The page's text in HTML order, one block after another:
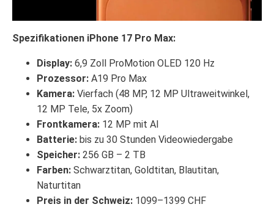
Spezifikationen iPhone 17 Pro Max:
Display: 6,9 Zoll ProMotion OLED 120 Hz
Prozessor: A19 Pro Max
Kamera: Vierfach (48 MP, 12 MP Ultraweitwinkel,
12 MP Tele, 5x Zoom)
Frontkamera: 12 MP mit AI
Batterie: bis zu 30 Stunden Videowiedergabe
Speicher: 256 GB – 2 TB
Farben: Schwarztitan, Goldtitan, Blautitan,
Naturtitan
Preis in der Schweiz: 1099–1399 CHF